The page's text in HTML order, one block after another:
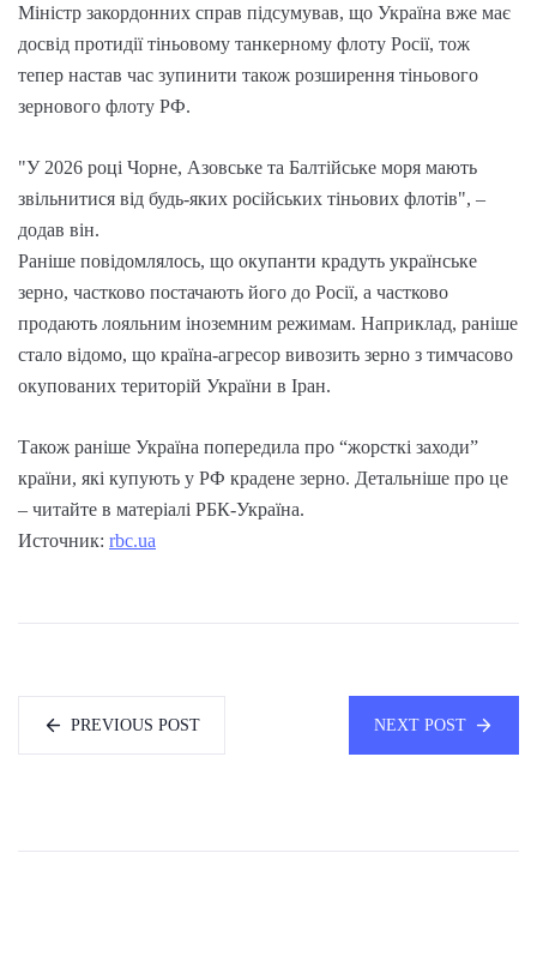
Міністр закордонних справ підсумував, що Україна вже має
досвід протидії тіньовому танкерному флоту Росії, тож
тепер настав час зупинити також розширення тіньового
зернового флоту РФ.
"У 2026 році Чорне, Азовське та Балтійське моря мають
звільнитися від будь-яких російських тіньових флотів", –
додав він.
Раніше повідомлялось, що окупанти крадуть українське
зерно, частково постачають його до Росії, а частково
продають лояльним іноземним режимам. Наприклад, раніше
стало відомо, що країна-агресор вивозить зерно з тимчасово
окупованих територій України в Іран.
Також раніше Україна попередила про “жорсткі заходи”
країни, які купують у РФ крадене зерно. Детальніше про це
– читайте в матеріалі РБК-Україна.
Источник: rbc.ua
PREVIOUS POST NEXT POST